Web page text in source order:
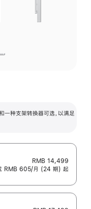
种支架转换器可选，以满足
RMB 14,499
RMB 605/月 (24 期) 起